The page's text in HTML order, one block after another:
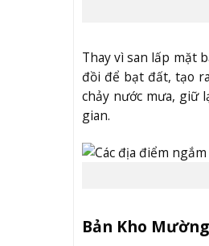
Thay vì san lấp mặt
đồi để bạt đất, tạo
chảy nước mưa, giữ
gian.
Bản Kho Mường